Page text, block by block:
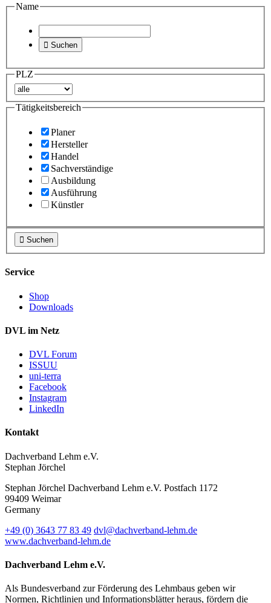
Name
 Suchen
PLZ
Tätigkeitsbereich
Planer
Hersteller
Handel
Sachverständige
Ausbildung
Ausführung
Künstler
 Suchen
Service
Shop
Downloads
DVL im Netz
DVL Forum
ISSUU
uni-terra
Facebook
Instagram
LinkedIn
Kontakt
Dachverband Lehm e.V.
Stephan Jörchel
Stephan Jörchel Dachverband Lehm e.V. Postfach 1172
99409 Weimar
Germany
+49 (0) 3643 77 83 49 dvl@dachverband-lehm.de
www.dachverband-lehm.de
Dachverband Lehm e.V.
Als Bundesverband zur Förderung des Lehmbaus geben wir
Normen, Richtlinien und Informationsblätter heraus, fördern die